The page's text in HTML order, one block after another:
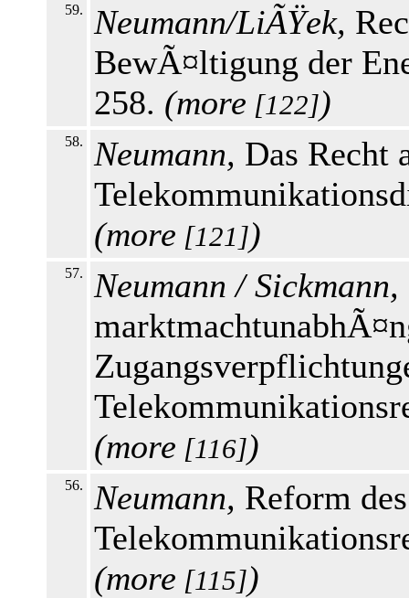
59. Neumann/LiÃŸek,
BewÃ¤ltigung der
258. (more [122])
58. Neumann, Das Recht
(more [121])
57. Neumann / Sickmann,
(more [116])
56. Neumann, Reform
(more [115])